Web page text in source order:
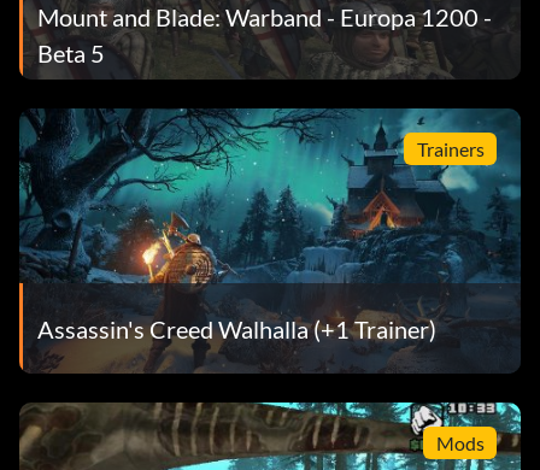
Mount and Blade: Warband - Europa 1200 -
Beta 5
Trainers
Assassin's Creed Walhalla (+1 Trainer)
Mods